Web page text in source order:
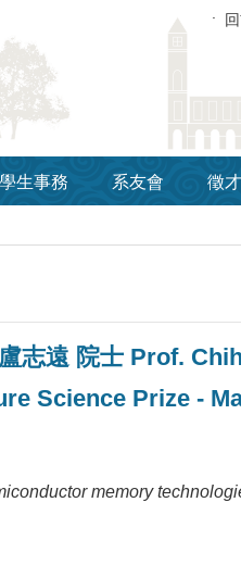
學生事務 系友會 徵才
志遠 院士 Prof.
Science Prize -
memory